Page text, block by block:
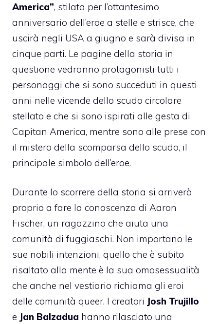
America”, stilata per l’ottantesimo
anniversario dell’eroe a stelle e strisce, che
uscirà negli USA a giugno e sarà divisa in
cinque parti. Le pagine della storia in
questione vedranno protagonisti tutti i
personaggi che si sono succeduti in questi
anni nelle vicende dello scudo circolare
stellato e che si sono ispirati alle gesta di
Capitan America, mentre sono alle prese con
il mistero della scomparsa dello scudo, il
principale simbolo dell’eroe.
Durante lo scorrere della storia si arriverà
proprio a fare la conoscenza di Aaron
Fischer, un ragazzino che aiuta una
comunità di fuggiaschi. Non importano le
sue nobili intenzioni, quello che è subito
risaltato alla mente è la sua omosessualità
che anche nel vestiario richiama gli eroi
delle comunità queer. I creatori Josh Trujillo
e Jan Balzadua hanno rilasciato una